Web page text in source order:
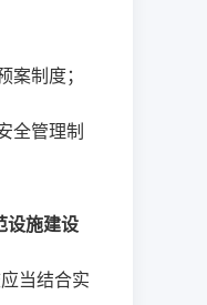
制度；
管理制
设施建设
当结合实